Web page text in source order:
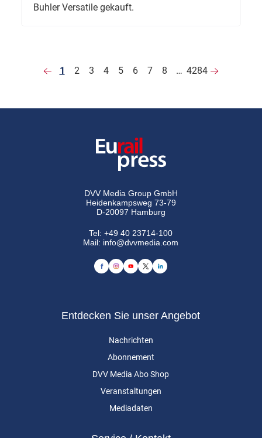
Buhler Versatile gekauft.
1 2 3 4 5 6 7 8 … 4284
DVV Media Group GmbH
Heidenkampsweg 73-79
D-20097 Hamburg
Tel:+49 40 23714-100
Mail: info@dvvmedia.com
Entdecken Sie unser Angebot
Nachrichten
Abonnement
DVV Media Abo Shop
Veranstaltungen
Mediadaten